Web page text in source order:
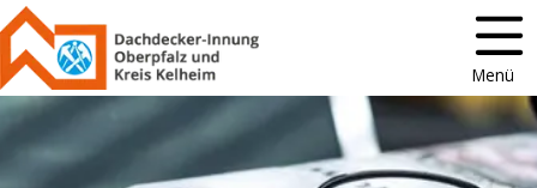
Menü